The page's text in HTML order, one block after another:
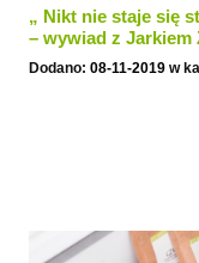
„ Nikt nie staje się
– wywiad z
Wychowawczym
Dodano: 08-11-2019 w